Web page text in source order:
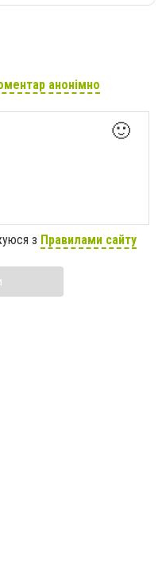
анонімно
🙂
з Правилами сайту